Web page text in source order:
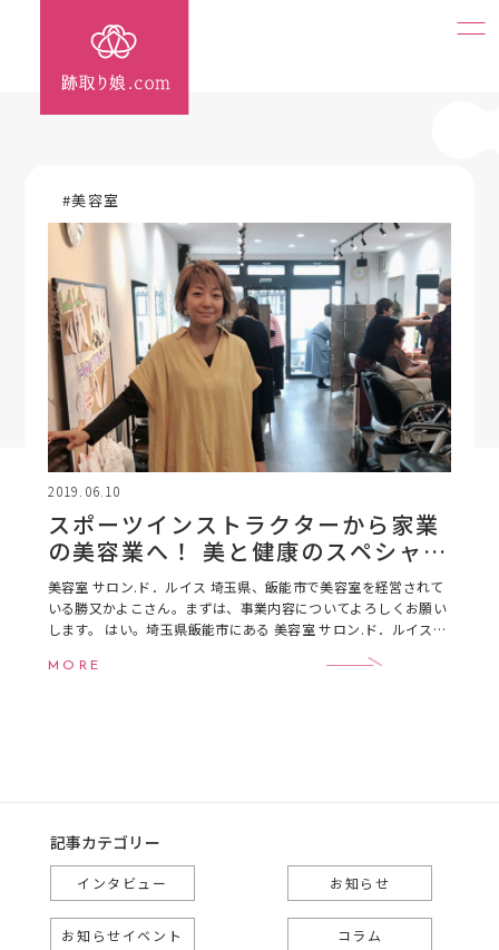
#美容室
2019.06.10
スポーツインストラクターから家業
の美容業へ！ 美と健康のスペシャリ
スト 美容室 サロン.ド．ルイス 代表
勝又かよこさん
美容室 サロン.ド．ルイス 埼玉県、飯能市で美容室を経営されて
いる勝又かよこさん。まずは、事業内容についてよろしくお願い
します。 はい。埼玉県飯能市にある 美容室 サロン.ド．ルイスを
MORE
記事カテゴリー
インタビュー お知らせ
お知らせイベント コラム